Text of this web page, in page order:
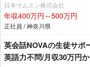
日本サムスン株式会社
年収400万円～500万円
正社員 / 神奈川県
英会話NOVAの生徒サポ
英語力不問/月収30万円